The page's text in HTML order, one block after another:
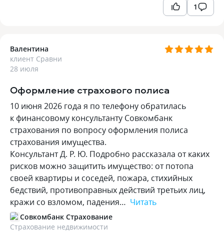
1
Валентина
клиент Сравни
28 июля
Оформление страхового полиса
10 июня 2026 года я по телефону обратилась
к финансовому консультанту Совкомбанк
страхования по вопросу оформления полиса
страхования имущества.
Консультант Д. Р. Ю. Подробно рассказала от каких
рисков можно защитить имущество: от потопа
своей квартиры и соседей, пожара, стихийных
бедствий, противоправных действий третьих лиц,
кражи со взломом, падения… Читать
Совкомбанк Страхование
Страхование недвижимости